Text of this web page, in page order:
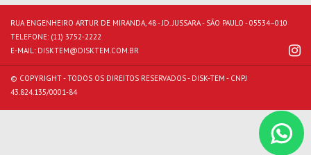
RUA ENGENHEIRO ARTUR DE MIRANDA, 48 - JD. JUSSARA - SÃO PAULO - 05534–010
TELEFONE: (11) 3752-2222
E-MAIL: DISKTEM@DISKTEM.COM.BR
© COPYRIGHT - TODOS OS DIREITOS RESERVADOS - DISK-TEM - CNPJ
43.824.135/0001-84